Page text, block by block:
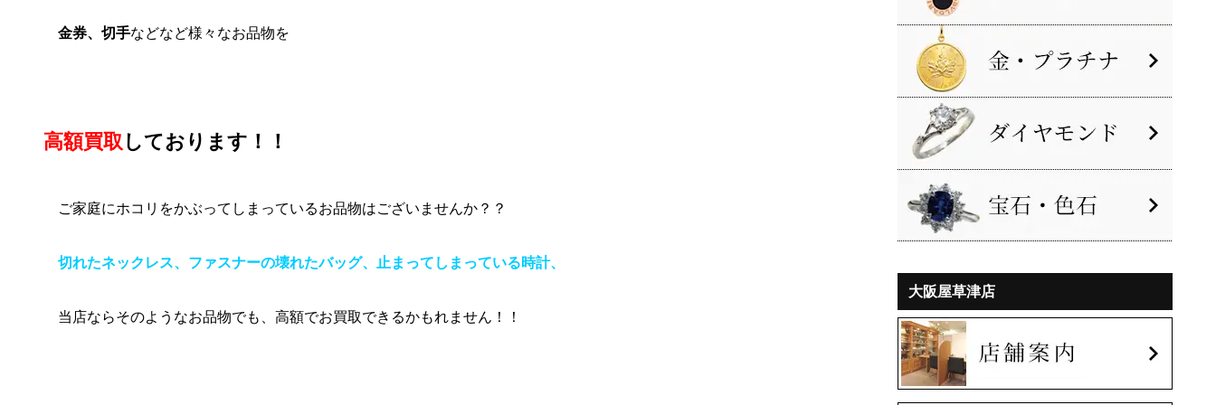
金券、切手などなど様々なお品物を
高額買取 しております！！
ご家庭にホコリをかぶってしまっているお品物はございませんか？？
切れたネックレス、ファスナーの壊れたバッグ、止まってしまっている時計、
当店ならそのようなお品物でも、高額でお買取できるかもれません！！
大阪屋草津店